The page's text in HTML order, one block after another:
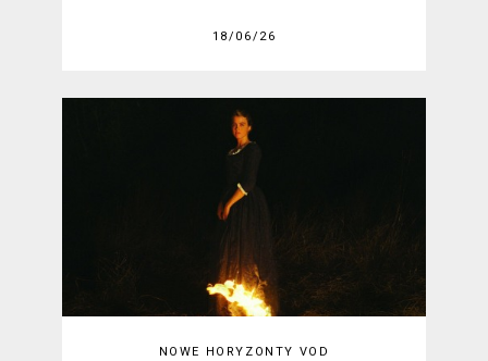
18/06/26
NOWE HORYZONTY VOD